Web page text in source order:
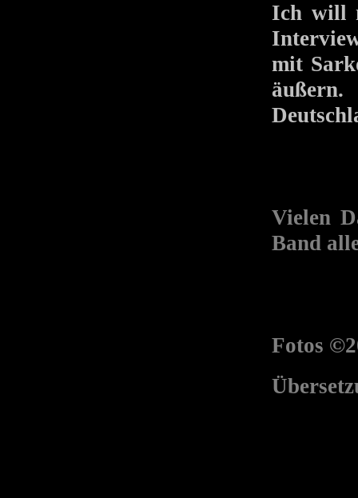
Ich will
mit
Vielen
Band
Fotos